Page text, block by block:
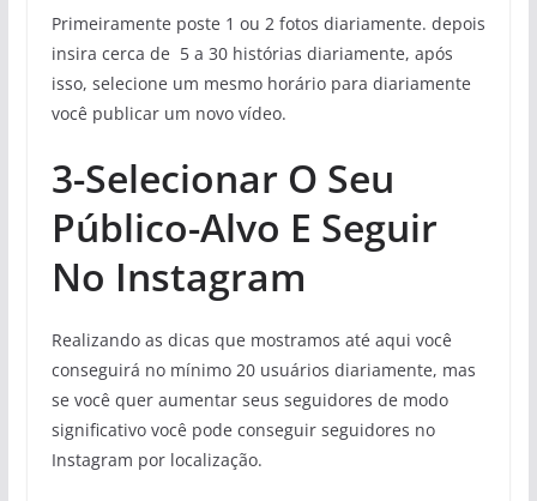
Primeiramente poste 1 ou 2 fotos diariamente. depois
insira cerca de 5 a 30 histórias diariamente, após
isso, selecione um mesmo horário para diariamente
você publicar um novo vídeo.
3-Selecionar O Seu
Público-Alvo E Seguir
No Instagram
Realizando as dicas que mostramos até aqui você
conseguirá no mínimo 20 usuários diariamente, mas
se você quer aumentar seus seguidores de modo
significativo você pode conseguir seguidores no
Instagram por localização.